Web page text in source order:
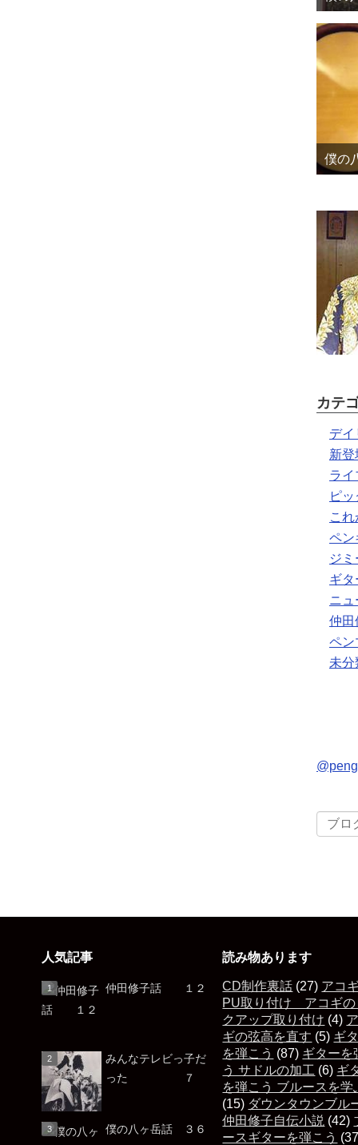
僕の
カテ
デイ
新登
ライ
ピ
こ
ペン
ジ
ギタ
ニュ
仲田
ペン
未分
人気記事
仲田修子話 １２
みんなテレビっ子だ
った ７
僕の八ヶ岳話 ３６
読み物あります
CD制作裏話 (27) アコ
PU取り付け アコギの
クアップ取り付け (4)
ギの弦高を直す (5) ギ
を弾こう (87) ギターを
う サドルの加工 (6) ギ
を弾こう ブルースを学
(15) ダウンタウンブル
仲田修子自伝小説 (42)
ースギターを弾こう